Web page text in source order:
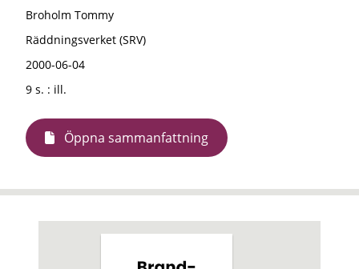
Broholm Tommy
Räddningsverket (SRV)
2000-06-04
9 s. : ill.
Öppna sammanfattning